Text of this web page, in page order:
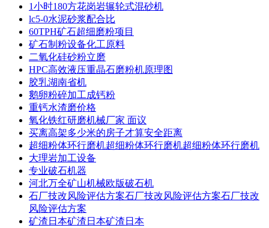
1小时180方花岗岩辗轮式混砂机
lc5-0水泥砂浆配合比
60TPH矿石超细磨粉项目
矿石制粉设备化工原料
二氧化硅砂粉立磨
HPC高效液压重晶石磨粉机原理图
胶乳湖南省机
鹅卵粉碎加工成钙粉
重钙水渣磨价格
氧化铁红研磨机械厂家 面议
买离高架多少米的房子才算安全距离
超细粉体环行磨机超细粉体环行磨机超细粉体环行磨机
大理岩加工设备
专业破石机器
河北万全矿山机械欧版破石机
石厂技改风险评估方案石厂技改风险评估方案石厂技改
风险评估方案
矿渣日本矿渣日本矿渣日本